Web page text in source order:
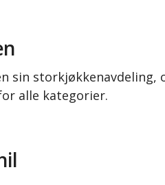
sin
alle kategorier.